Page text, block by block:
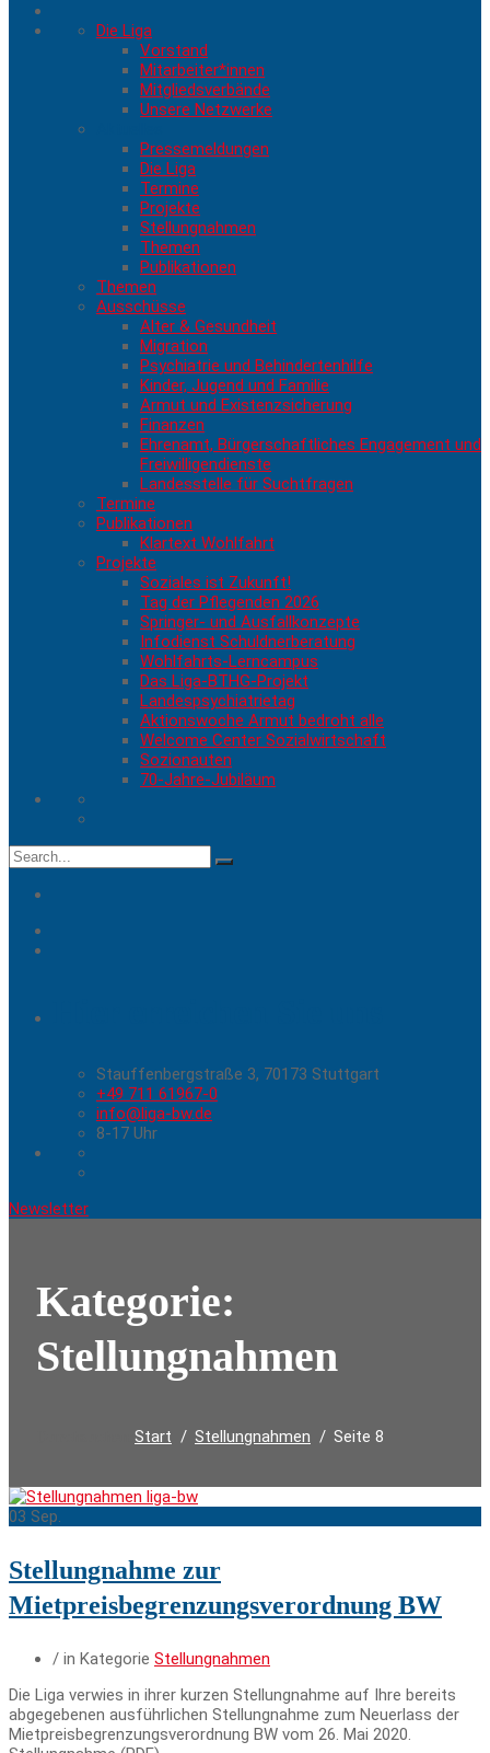
Die Liga
Vorstand
Mitarbeiter*innen
Mitgliedsverbände
Unsere Netzwerke
Pressemeldungen
Die Liga
Termine
Projekte
Stellungnahmen
Themen
Publikationen
Themen
Ausschüsse
Alter & Gesundheit
Migration
Psychiatrie und Behindertenhilfe
Kinder, Jugend und Familie
Armut und Existenzsicherung
Finanzen
Ehrenamt, Bürgerschaftliches Engagement und
Freiwilligendienste
Landesstelle für Suchtfragen
Termine
Publikationen
Klartext Wohlfahrt
Projekte
Soziales ist Zukunft!
Tag der Pflegenden 2026
Springer- und Ausfallkonzepte
Infodienst Schuldnerberatung
Wohlfahrts-Lerncampus
Das Liga-BTHG-Projekt
Landespsychiatrietag
Aktionswoche Armut bedroht alle
Welcome Center Sozialwirtschaft
Sozionauten
70-Jahre-Jubiläum
Search
for:
Stauffenbergstraße 3, 70173 Stuttgart
+49 711 61967-0
info@liga-bw.de
8-17 Uhr
Newsletter
Kategorie:
Stellungnahmen
Start Stellungnahmen Seite 8
03 Sep.
Stellungnahme zur
Mietpreisbegrenzungsverordnung BW
/ in Kategorie Stellungnahmen
Die Liga verwies in ihrer kurzen Stellungnahme auf Ihre bereits
abgegebenen ausführlichen Stellungnahme zum Neuerlass der
Mietpreisbegrenzungsverordnung BW vom 26. Mai 2020.